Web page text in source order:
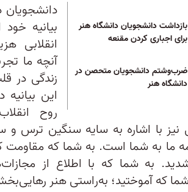
بازداشت دانشجویان دانشگاه هنر
برای اجباری کردن مقنعه
ضرب‌وشتم دانشجویان متحصن در
دانشگاه هنر
بیانیه
انقلابی
آنچه ما
زندگی در
این
روح
نیز با اشاره به سایه سنگین ترس و
ما به شما است. به شما که مقاومت
به شما که با اطلاع از
شما که آموختید؛ به‌راستی هنر